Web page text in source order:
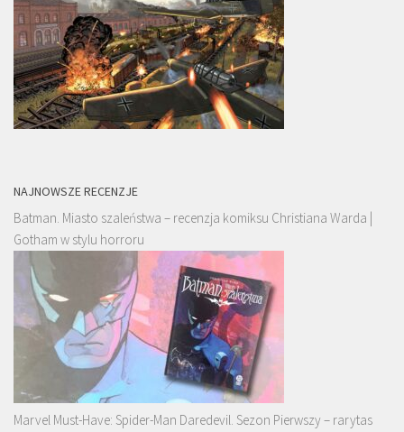
NAJNOWSZE RECENZJE
Batman. Miasto szaleństwa – recenzja komiksu Christiana Warda |
Gotham w stylu horroru
Marvel Must-Have: Spider-Man Daredevil. Sezon Pierwszy – rarytas